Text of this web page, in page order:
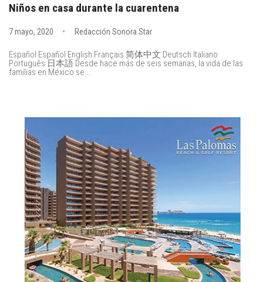
Niños en casa durante la cuarentena
7 mayo, 2020 Redacción Sonora Star
Español Español English Français 简体中文 Deutsch Italiano
Português 日本語 Desde hace más de seis semanas, la vida de las
familias en México se...